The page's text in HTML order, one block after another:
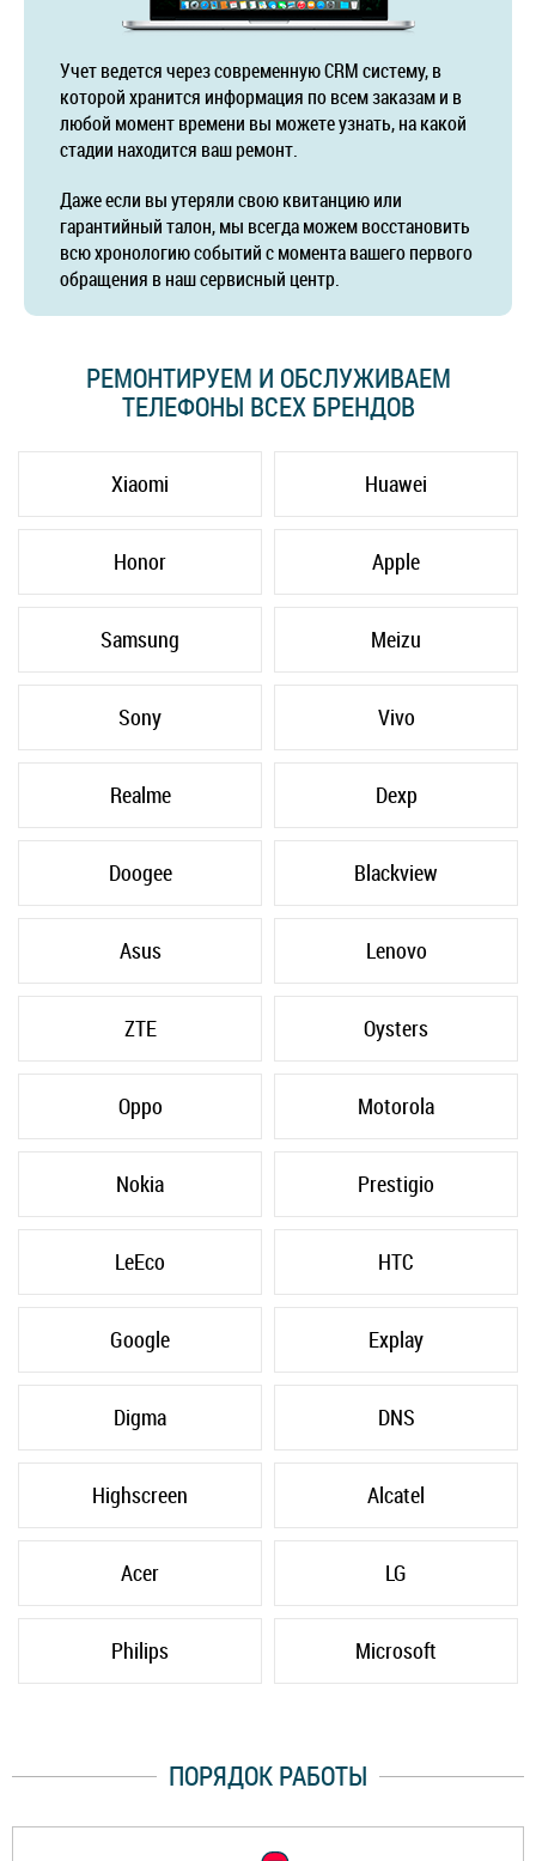
Учет ведется через современную CRM систему, в
которой хранится информация по всем заказам и в
любой момент времени вы можете узнать, на какой
стадии находится ваш ремонт.
Даже если вы утеряли свою квитанцию или
гарантийный талон, мы всегда можем восстановить
всю хронологию событий с момента вашего первого
обращения в наш сервисный центр.
РЕМОНТИРУЕМ И ОБСЛУЖИВАЕМ
ТЕЛЕФОНЫ ВСЕХ БРЕНДОВ
Xiaomi Huawei
Honor Apple
Samsung Meizu
Sony Vivo
Realme Dexp
Doogee Blackview
Asus Lenovo
ZTE Oysters
Oppo Motorola
Nokia Prestigio
LeEco HTC
Google Explay
Digma DNS
Highscreen Alcatel
Acer LG
Philips Microsoft
ПОРЯДОК РАБОТЫ